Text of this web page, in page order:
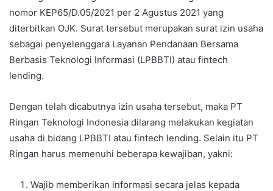
nomor KEP65/D.05/2021 per 2 Agustus 2021 yang
diterbitkan OJK. Surat tersebut merupakan surat izin usaha
sebagai penyelenggara Layanan Pendanaan Bersama
Berbasis Teknologi Informasi (LPBBTI) atau fintech
lending.
Dengan telah dicabutnya izin usaha tersebut, maka PT
Ringan Teknologi Indonesia dilarang melakukan kegiatan
usaha di bidang LPBBTI atau fintech lending. Selain itu PT
Ringan harus memenuhi beberapa kewajiban, yakni:
Wajib memberikan informasi secara jelas kepada